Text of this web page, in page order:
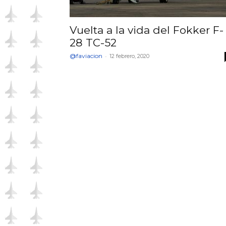
Vuelta a la vida del Fokker F-
28 TC-52
@faviacion - 12 febrero, 2020